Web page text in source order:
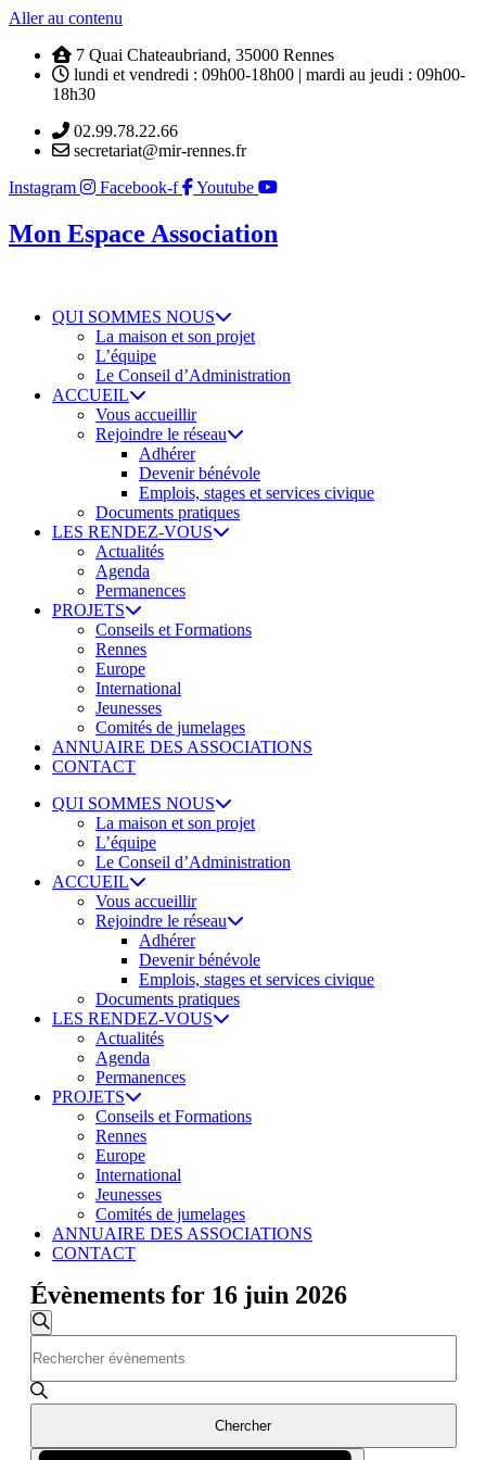
Aller au contenu
7 Quai Chateaubriand, 35000 Rennes
lundi et vendredi : 09h00-18h00 | mardi au jeudi : 09h00-
18h30
02.99.78.22.66
secretariat@mir-rennes.fr
Instagram
Facebook-f Youtube
Mon Espace Association
QUI SOMMES NOUS
La maison et son projet
L’équipe
Le Conseil d’Administration
ACCUEIL
Vous accueillir
Rejoindre le réseau
Adhérer
Devenir bénévole
Emplois, stages et services civique
Documents pratiques
LES RENDEZ-VOUS
Actualités
Agenda
Permanences
PROJETS
Conseils et Formations
Rennes
Europe
International
Jeunesses
Comités de jumelages
ANNUAIRE DES ASSOCIATIONS
CONTACT
QUI SOMMES NOUS
La maison et son projet
L’équipe
Le Conseil d’Administration
ACCUEIL
Vous accueillir
Rejoindre le réseau
Adhérer
Devenir bénévole
Emplois, stages et services civique
Documents pratiques
LES RENDEZ-VOUS
Actualités
Agenda
Permanences
PROJETS
Conseils et Formations
Rennes
Europe
International
Jeunesses
Comités de jumelages
ANNUAIRE DES ASSOCIATIONS
CONTACT
Évènements for 16 juin 2026
Recherche
et
navigation
de
vues
Recherche
mot-
clé.
Rechercher
par
Chercher